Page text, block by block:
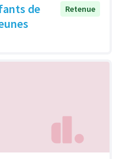
de
Retenue